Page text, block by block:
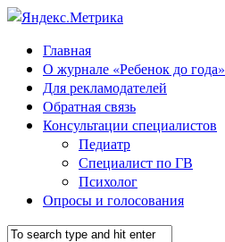
Главная
О журнале «Ребенок до года»
Для рекламодателей
Обратная связь
Консультации специалистов
Педиатр
Специалист по ГВ
Психолог
Опросы и голосования